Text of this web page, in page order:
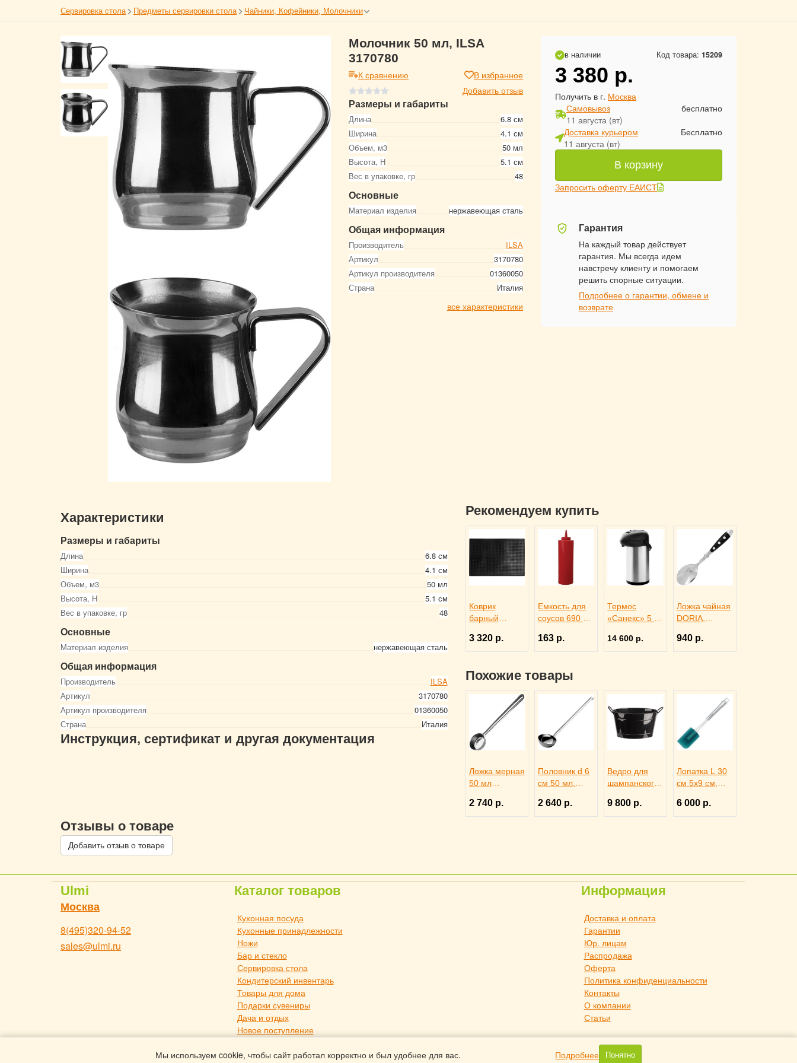
Мы используем cookie, чтобы сайт работал корректно и был удобнее для вас. Подробнее Понятно
Сервировка стола Предметы сервировки стола Чайники, Кофейники, Молочники
Молочник 50 мл, ILSA
3170780
К сравнению
В избранное
Добавить отзыв
Размеры и габариты
Длина
6.8 см
Ширина
4.1 см
Объем, м3
50 мл
Высота, Н
5.1 см
Вес в упаковке, гр
48
Основные
Материал изделия нержавеющая сталь
Общая информация
Производитель
ILSA
Артикул
3170780
Артикул производителя
01360050
Страна
Италия
все характеристики
в наличии Код товара: 15209
3 380 р.
Получить в г. Москва
Самовывоз
11 августа (вт)
бесплатно
Доставка курьером
11 августа (вт)
Бесплатно
В корзину
Запросить оферту ЕАИСТ
Гарантия
На каждый товар действует
гарантия. Мы всегда идем
навстречу клиенту и помогаем
решить спорные ситуации.
Подробнее о гарантии, обмене и
возврате
Характеристики
Размеры и габариты
Длина
6.8 см
Ширина
4.1 см
Объем, м3
50 мл
Высота, Н
5.1 см
Вес в упаковке, гр
48
Основные
Материал изделия нержавеющая сталь
Общая информация
Производитель
ILSA
Артикул
3170780
Артикул производителя
01360050
Страна
Италия
Инструкция, сертификат и другая документация
Рекомендуем купить
Коврик
барный
черный
резиновый,
2120624
3 320 р.
Емкость для
соусов 690 мл
ProHotel bar
4141413
163 р.
Термос
«Санекс» 5 л,
3150635
14 600 р.
Ложка чайная
DORIA,
3110437
940 р.
Похожие товары
Ложка мерная
50 мл
я сталь, ILSA
4040524
2 740 р.
Половник d 6
см 50 мл,
4040621
2 640 р.
Ведро для
шампанского
40х28х22см
черное, ILSA
9 800 р.
Лопатка L 30
см 5х9 см,
4110136
6 000 р.
Отзывы о товаре
Добавить отзыв о товаре
Ulmi
Москва
8(495)320-94-52
sales@ulmi.ru
Каталог товаров
Кухонная посуда
Кухонные принадлежности
Ножи
Бар и стекло
Сервировка стола
Кондитерский инвентарь
Товары для дома
Подарки сувениры
Дача и отдых
Новое поступление
Информация
Доставка и оплата
Гарантии
Юр. лицам
Распродажа
Оферта
Политика конфиденциальности
Контакты
О компании
Статьи